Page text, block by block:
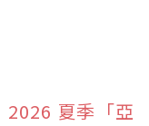
夏季「亞